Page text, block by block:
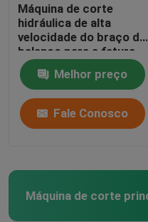
Máquina de corte
hidráulica de alta
velocidade do braço do
balanço para a fatura
da luva de couro
Melhor preço
Fale Conosco